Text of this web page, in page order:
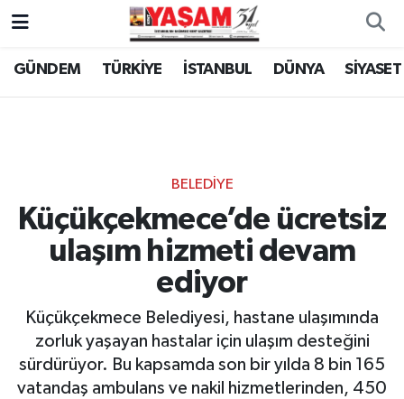
GÜNDEM TÜRKİYE İSTANBUL DÜNYA SİYASET
BELEDİYE
Küçükçekmece’de ücretsiz
ulaşım hizmeti devam
ediyor
Küçükçekmece Belediyesi, hastane ulaşımında
zorluk yaşayan hastalar için ulaşım desteğini
sürdürüyor. Bu kapsamda son bir yılda 8 bin 165
vatandaş ambulans ve nakil hizmetlerinden, 450